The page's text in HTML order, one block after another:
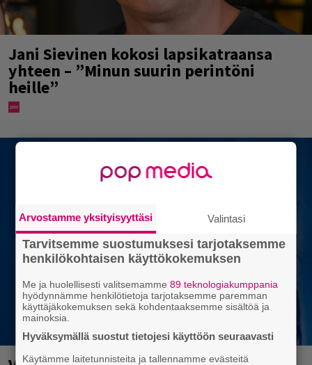
Jani Sievinen kokosi lapsikatraansa
yhteen – ”Minun suurin perintöni
heille”
Arvostamme yksityisyyttäsi Valintasi
Tarvitsemme suostumuksesi tarjotaksemme
henkilökohtaisen käyttökokemuksen
Me ja huolellisesti valitsemamme89 teknologiakumppania
hyödynnämme henkilötietoja tarjotaksemme paremman
käyttäjäkokemuksen sekä kohdentaaksemme sisältöä ja
mainoksia.
Hyväksymällä suostut tietojesi käyttöön seuraavasti
Käytämme laitetunnisteita ja tallennamme evästeitä